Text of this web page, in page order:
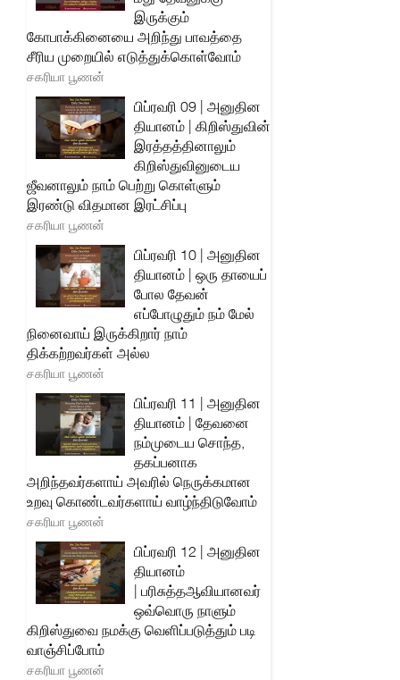
இருக்கும்
கோபாக்கினையை அறிந்து பாவத்தை
சீரிய முறையில் எடுத்துக்கொள்வோம்
சகரியா பூணன்
பிப்ரவரி 09 | அனுதின
தியானம் | கிறிஸ்துவின்
இரத்தத்தினாலும்
கிறிஸ்துவினுடைய
ஜீவனாலும் நாம் பெற்று கொள்ளும்
இரண்டு விதமான இரட்சிப்பு
சகரியா பூணன்
பிப்ரவரி 10 | அனுதின
தியானம் | ஒரு தாயைப்
போல தேவன்
எப்போழுதும் நம் மேல்
நினைவாய் இருக்கிறார் நாம்
திக்கற்றவர்கள் அல்ல
சகரியா பூணன்
பிப்ரவரி 11 | அனுதின
தியானம் | தேவனை
நம்முடைய சொந்த,
தகப்பனாக
அறிந்தவர்களாய் அவரில் நெருக்கமான
உறவு கொண்டவர்களாய் வாழ்ந்திடுவோம்
சகரியா பூணன்
பிப்ரவரி 12 | அனுதின
தியானம்
| பரிசுத்தஆவியானவர்
ஒவ்வொரு நாளும்
கிறிஸ்துவை நமக்கு வெளிப்படுத்தும் படி
வாஞ்சிப்போம்
சகரியா பூணன்